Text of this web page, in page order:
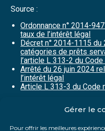
Gérer le
Pour offrir les meilleures
Source :
Ordonnance n° 2014-
taux de l’intérêt légal
Décret n° 2014-1115
catégories de prêts
l’article L 313-2 du
Arrêté du 26 juin 2024
l’intérêt légal
Article L 313-3 du Code